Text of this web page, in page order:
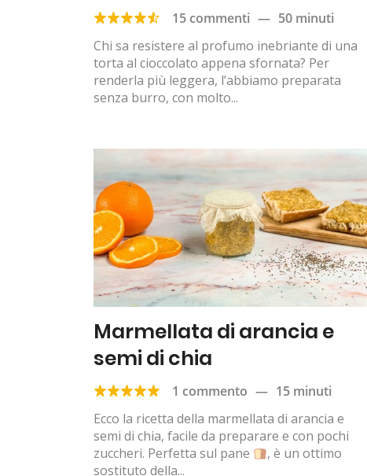
15 commenti — 50 minuti
Chi sa resistere al profumo inebriante di una
torta al cioccolato appena sfornata? Per
renderla più leggera, l’abbiamo preparata
senza burro, con molto...
Marmellata di arancia e
semi di chia
1 commento — 15 minuti
Ecco la ricetta della marmellata di arancia e
semi di chia, facile da preparare e con pochi
zuccheri. Perfetta sul pane
, è un ottimo
sostituto della...